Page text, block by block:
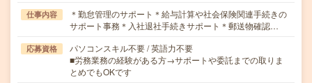
仕事内容
＊勤怠管理のサポート＊給与計算や社会保険関連手続きの
サポート事務＊入社退社手続きサポート＊郵送物確認…
応募資格
パソコンスキル不要 / 英語力不要
■労務業務の経験がある方→サポートや委託までの取りま
とめでもOKです